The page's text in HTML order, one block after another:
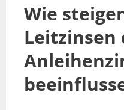
Wie
Leitzinsen